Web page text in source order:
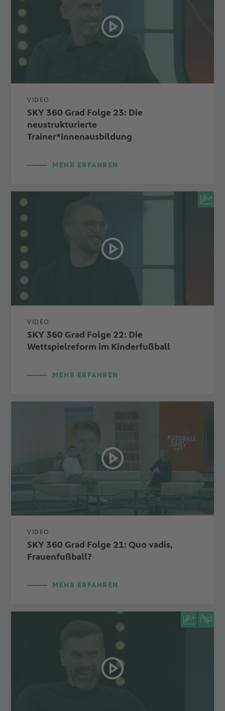
VIDEO
SKY 360 Grad Folge 23: Die
neustrukturierte
Trainer*innenausbildung
MEHR ERFAHREN
VIDEO
SKY 360 Grad Folge 22: Die
Wettspielreform im Kinderfußball
MEHR ERFAHREN
VIDEO
SKY 360 Grad Folge 21: Quo vadis,
Frauenfußball?
MEHR ERFAHREN